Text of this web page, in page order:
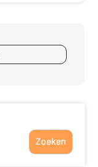
Zoeken